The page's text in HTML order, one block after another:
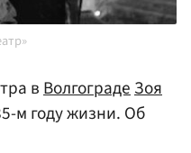
вВолгоградеЗоя
м году жизни. Об